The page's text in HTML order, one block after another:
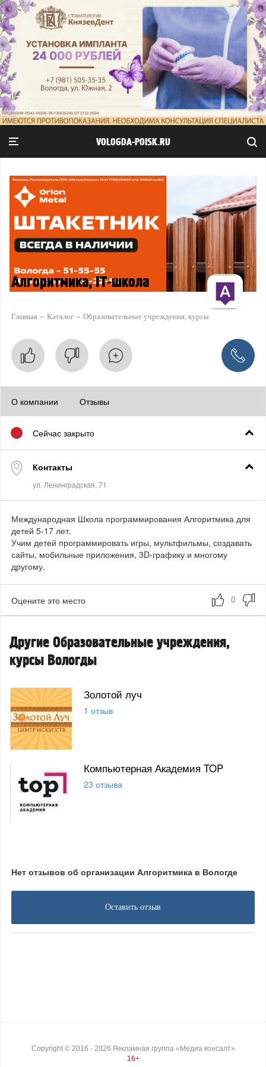
VOLOGDA-POISK.RU
Алгоритмика, IT-школа
Главная Каталог Образовательные учреждения, курсы
О компании Отзывы
Сейчас закрыто
Контакты
Международная Школа программирования Алгоритмика для
детей 5-17 лет.
Учим детей программировать игры, мультфильмы, создавать
сайты, мобильные приложения, 3D-графику и многому
другому.
Оцените это место
Другие Образовательные учреждения,
курсы Вологды
Золотой луч
1 отзыв
Компьютерная Академия TOP
23 отзыва
Нет отзывов об организации Алгоритмика в Вологде
Оставить отзыв
Copyright © 2016 - 2026 Рекламная группа «Медиа консалт»
16+